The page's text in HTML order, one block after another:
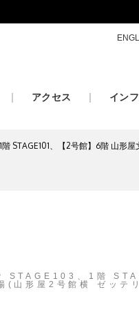
アクセス イン
STAGE101、【2号館】6階 山形
STAGE103、1階
(山形屋2号館横 ゼッテ